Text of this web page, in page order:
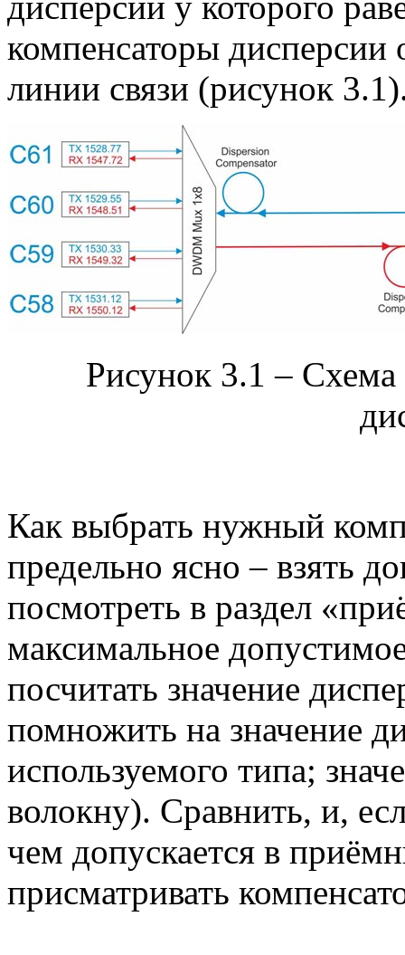
компенсаторы
линии связи (рисунок
Рисунок 3.1 – Схема
Как выбрать нужный
предельно ясно – взять
посмотреть в раздел
максимальное
посчитать значение
помножить на значение
используемого типа;
волокну). Сравнить, и,
чем допускается в
присматривать